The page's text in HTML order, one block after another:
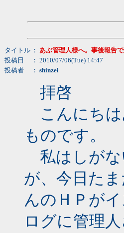
タイトル ： あぶ管理人様へ。事後報告で
投稿日
： 2010/07/06(Tue) 14:47
投稿者
： shinzei
拝啓
こんにちは
ものです。
私はしがな
が、今日た
んのＨＰが
ログに管理